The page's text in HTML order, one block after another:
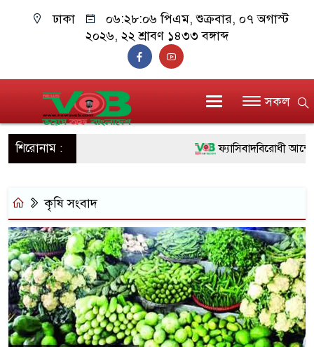
ঢাকা ০৬:২৮:০৬ পিএম, শুক্রবার, ০৭ অগাস্ট
২০২৬, ২২ শ্রাবণ ১৪৩৩ বঙ্গাব্দ
সকল
শিরোনাম : ফ্যাসিবাদবিরোধী
সিল-স্বাক্ষর জালিয়াতি
উদ্ধার
জনগণ পরিবর্তন
প্রধানমন্ত্রী
কৃষি সংবাদ